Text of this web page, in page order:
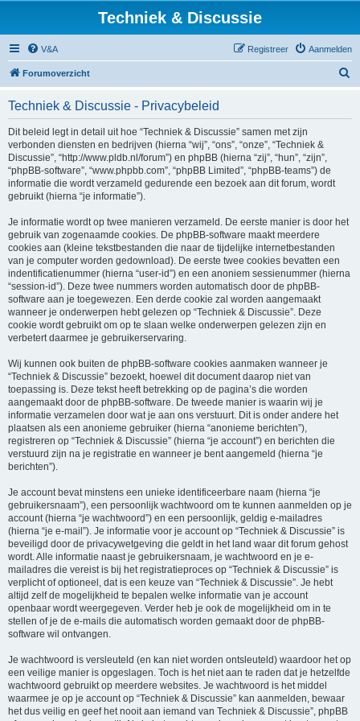
Techniek & Discussie
V&A Aanmelden
Registreer
Forumoverzicht
Techniek & Discussie - Privacybeleid
Dit beleid legt in detail uit hoe “Techniek & Discussie” samen met zijn
verbonden diensten en bedrijven (hierna “wij”, “ons”, “onze”, “Techniek &
Discussie”, “http://www.pldb.nl/forum”) en phpBB (hierna “zij”, “hun”, “zijn”,
“phpBB-software”, “www.phpbb.com”, “phpBB Limited”, “phpBB-teams”) de
informatie die wordt verzameld gedurende een bezoek aan dit forum, wordt
gebruikt (hierna “je informatie”).
Je informatie wordt op twee manieren verzameld. De eerste manier is door het
gebruik van zogenaamde cookies. De phpBB-software maakt meerdere
cookies aan (kleine tekstbestanden die naar de tijdelijke internetbestanden
van je computer worden gedownload). De eerste twee cookies bevatten een
indentificatienummer (hierna “user-id”) en een anoniem sessienummer (hierna
“session-id”). Deze twee nummers worden automatisch door de phpBB-
software aan je toegewezen. Een derde cookie zal worden aangemaakt
wanneer je onderwerpen hebt gelezen op “Techniek & Discussie”. Deze
cookie wordt gebruikt om op te slaan welke onderwerpen gelezen zijn en
verbetert daarmee je gebruikerservaring.
Wij kunnen ook buiten de phpBB-software cookies aanmaken wanneer je
“Techniek & Discussie” bezoekt, hoewel dit document daarop niet van
toepassing is. Deze tekst heeft betrekking op de pagina’s die worden
aangemaakt door de phpBB-software. De tweede manier is waarin wij je
informatie verzamelen door wat je aan ons verstuurt. Dit is onder andere het
plaatsen als een anonieme gebruiker (hierna “anonieme berichten”),
registreren op “Techniek & Discussie” (hierna “je account”) en berichten die
verstuurd zijn na je registratie en wanneer je bent aangemeld (hierna “je
berichten”).
Je account bevat minstens een unieke identificeerbare naam (hierna “je
gebruikersnaam”), een persoonlijk wachtwoord om te kunnen aanmelden op je
account (hierna “je wachtwoord”) en een persoonlijk, geldig e-mailadres
(hierna “je e-mail”). Je informatie voor je account op “Techniek & Discussie” is
beveiligd door de privacywetgeving die geldt in het land waar dit forum gehost
wordt. Alle informatie naast je gebruikersnaam, je wachtwoord en je e-
mailadres die vereist is bij het registratieproces op “Techniek & Discussie” is
verplicht of optioneel, dat is een keuze van “Techniek & Discussie”. Je hebt
altijd zelf de mogelijkheid te bepalen welke informatie van je account
openbaar wordt weergegeven. Verder heb je ook de mogelijkheid om in te
stellen of je de e-mails die automatisch worden gemaakt door de phpBB-
software wil ontvangen.
Je wachtwoord is versleuteld (en kan niet worden ontsleuteld) waardoor het op
een veilige manier is opgeslagen. Toch is het niet aan te raden dat je hetzelfde
wachtwoord gebruikt op meerdere websites. Je wachtwoord is het middel
waarmee je op je account op “Techniek & Discussie” kan aanmelden, bewaar
het dus veilig en geef het nooit aan iemand van Techniek & Discussie”, phpBB